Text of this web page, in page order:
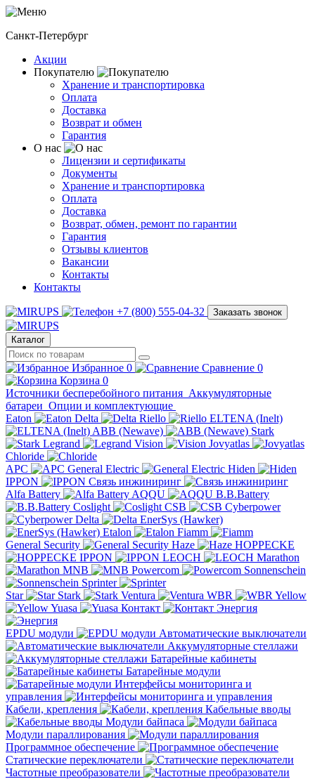
Санкт-Петербург
Акции
Покупателю
Хранение и транспортировка
Оплата
Доставка
Возврат и обмен
Гарантия
О нас
Лицензии и сертификаты
Документы
Хранение и транспортировка
Оплата
Доставка
Возврат, обмен, ремонт по гарантии
Гарантия
Отзывы клиентов
Вакансии
Контакты
Контакты
+7 (800) 555-04-32 Заказать звонок
Каталог
Избранное 0 Сравнение 0
Корзина 0
Источники бесперебойного питания Аккумуляторные
батареи Опции и комплектующие
Eaton
Delta Riello
ELTENA (Inelt)
ABB (Newave)
Stark
Legrand
Vision
Jovyatlas
Chloride
APC
General Electric
Hiden
IPPON
Связь инжиниринг
Alfa Battery
AQQU
B.B.Battery
Coslight
CSB
Cyberpower
Delta
EnerSys (Hawker)
Etalon
Fiamm
General Security
Haze
HOPPECKE
IPPON
LEOCH
Marathon
MNB
Powercom
Sonnenschein
Sprinter
Star
Stark Ventura WBR
Yellow
Yuasa
Контакт Энергия
EPDU модули
Автоматические выключатели
Аккумуляторные стеллажи
Батарейные кабинеты
Батарейные модули
Интерфейсы мониторинга и
управления
Кабели, крепления
Кабельные вводы
Модули байпаса
Модули параллирования
Программное обеспечение
Статические переключатели
Частотные преобразователи